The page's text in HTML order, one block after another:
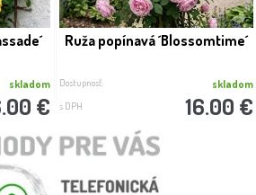
skladom
€
Ruža popínavá ´Blossomtime´
Dostupnosť: skladom
s DPH 16.00 €